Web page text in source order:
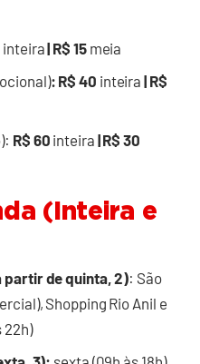
inteira| R$ 15 meia
: R$ 40 inteira | R$
R$ 60 inteira | R$ 30
(Inteira e
partir de quinta, 2): São
Shopping Rio Anil e
22h)